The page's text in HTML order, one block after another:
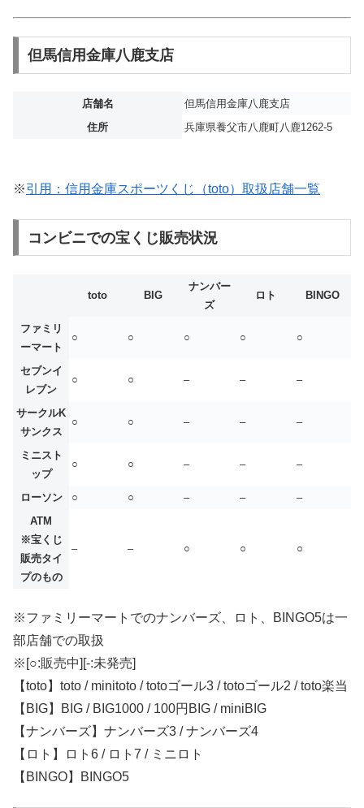
但馬信用金庫八鹿支店
店舗名
但馬信用金庫八鹿支店
住所
兵庫県養父市八鹿町八鹿1262-5
※引用：信用金庫スポーツくじ（toto）取扱店舗一覧
コンビニでの宝くじ販売状況
toto BIG
ナンバー
ズ
ロト BINGO
ファミリ
ーマート
○ ○ ○ ○ ○
セブンイ
レブン
○ ○ – – –
サークルK
サンクス
○ ○ – – –
ミニスト
ップ
○ ○ – – –
ローソン ○ ○ – –
–
ATM
※宝くじ
販売タイ
プのもの
– – ○ ○ ○
※ファミリーマートでのナンバーズ、ロト、BINGO5は一
部店舗での取扱
※[○:販売中][-:未発売]
【toto】toto / minitoto / totoゴール3 / totoゴール2 / toto楽当
【BIG】BIG / BIG1000 / 100円BIG / miniBIG
【ナンバーズ】ナンバーズ3 / ナンバーズ4
【ロト】ロト6 / ロト7 / ミニロト
【BINGO】BINGO5